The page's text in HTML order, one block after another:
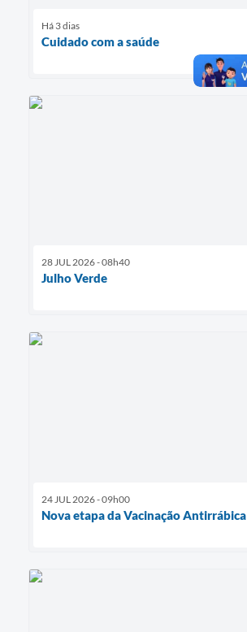
Há 3 dias
Cuidado com a saúde
28 JUL 2026 - 08h40
Julho Verde
24 JUL 2026 - 09h00
Nova etapa da Vacinação Antirrábica